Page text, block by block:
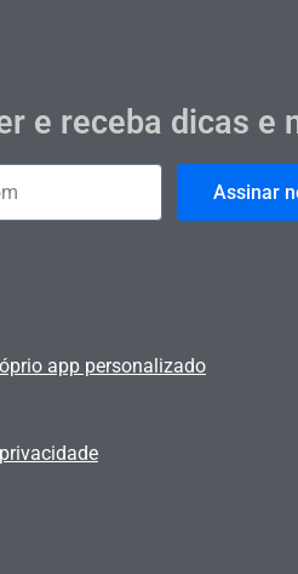
e receba dicas e
Assinar
app personalizado